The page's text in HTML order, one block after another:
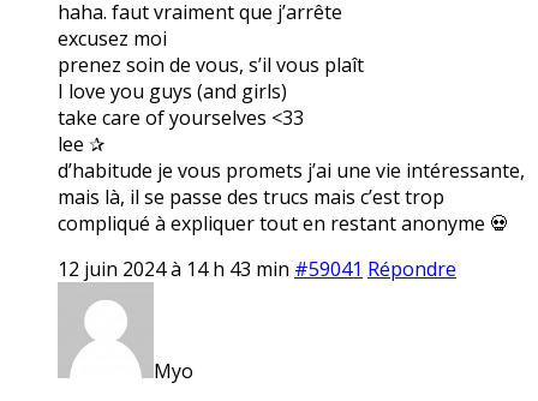
haha. faut vraiment que j’arrête
excusez moi
prenez soin de vous, s’il vous plaît
I love you guys (and girls)
take care of yourselves <33
lee ✰
d’habitude je vous promets j’ai une vie intéressante,
mais là, il se passe des trucs mais c’est trop
compliqué à expliquer tout en restant anonyme 💀
12 juin 2024 à 14 h 43 min #59041 Répondre
Myo